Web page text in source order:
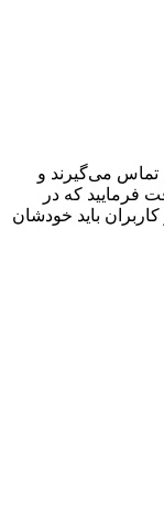
می‌گیرند و
که در
باید خودشان